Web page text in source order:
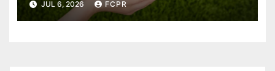
hogares y albergues infantiles
JUL 6, 2026 FCPR